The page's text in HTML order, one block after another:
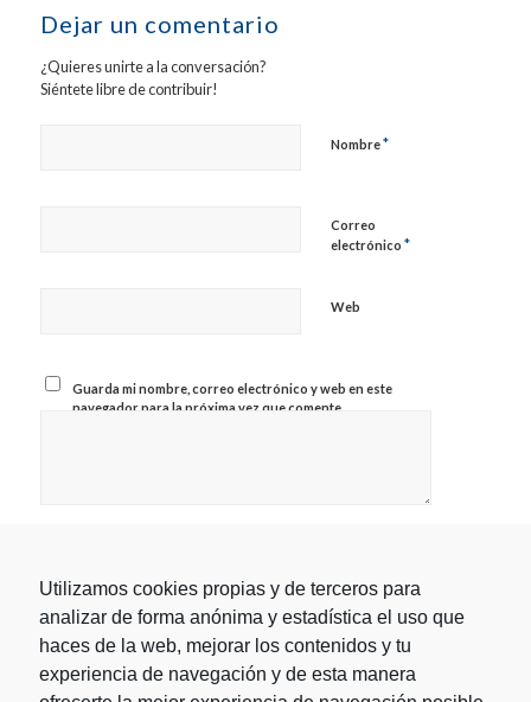
Dejar un comentario
¿Quieres unirte a la conversación?
Siéntete libre de contribuir!
Nombre*
Correo
electrónico *
Web
Guarda mi nombre, correo electrónico y web en este
navegador para la próxima vez que comente.
Utilizamos cookies propias y de terceros para
analizar de forma anónima y estadística el uso que
haces de la web, mejorar los contenidos y tu
experiencia de navegación y de esta manera